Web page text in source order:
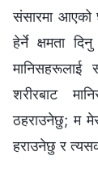
संसारमा आएको
हेर्ने क्षमता
मानिसहरूलाई
शरीरबाट
ठहराउनेछु; म
हराउनेछु र